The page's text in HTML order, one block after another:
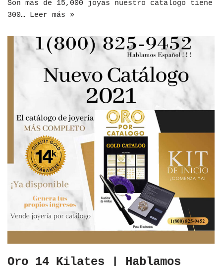
Son mas de 15,000 joyas nuestro catalogo tiene
300… Leer más »
Oro 14 Kilates | Hablamos